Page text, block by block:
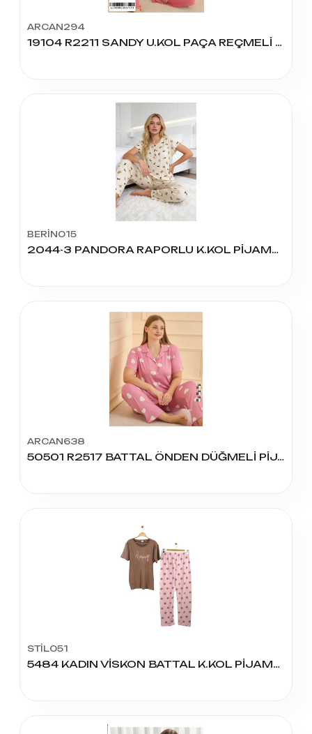
ARCAN294
19104 R2211 SANDY U.KOL PAÇA REÇMELİ PİJAMA TAKIM
BERİN015
2044-3 PANDORA RAPORLU K.KOL PİJAMA TAKIM
ARCAN638
50501 R2517 BATTAL ÖNDEN DÜĞMELİ PİJAMA TAKIMI
STİL051
5484 KADIN VİSKON BATTAL K.KOL PİJAMA TAKIM